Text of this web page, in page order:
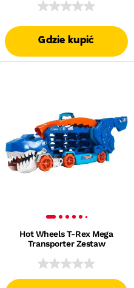
Gdzie kupić
Hot Wheels T-Rex Mega
Transporter Zestaw